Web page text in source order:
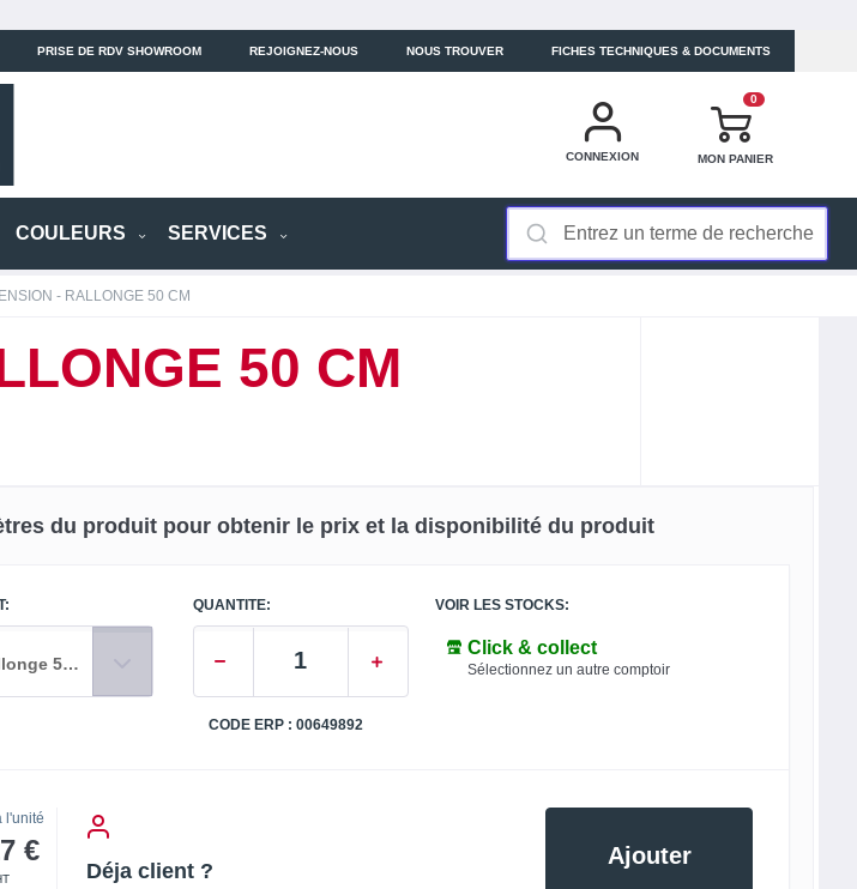
PRISE DE RDV SHOWROOM REJOIGNEZ-NOUS NOUS TROUVER FICHES TECHNIQUES & DOCUMENTS
CONNEXION
0
MON PANIER
COULEURS SERVICES
- RALLONGE 50 CM
50 CM
du produit pour obtenir le prix et la disponibilité du produit
Le bras d'extension - rallonge 50 cm
QUANTITE:
CODE ERP : 00649892
VOIR LES STOCKS:
Click & collect
Sélectionnez un autre comptoir
l'unité
€
Déja client ?
Ajouter